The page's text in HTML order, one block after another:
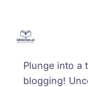
Plunge into a
blogging!